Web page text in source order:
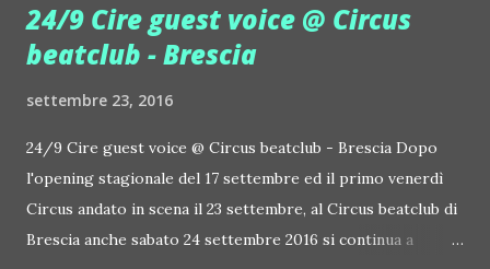
24/9 Cire guest voice @ Circus
beatclub - Brescia
settembre 23, 2016
24/9 Cire guest voice @ Circus beatclub - Brescia Dopo
l'opening stagionale del 17 settembre ed il primo venerdì
Circus andato in scena il 23 settembre, al Circus beatclub di
Brescia anche sabato 24 settembre 2016 si continua a